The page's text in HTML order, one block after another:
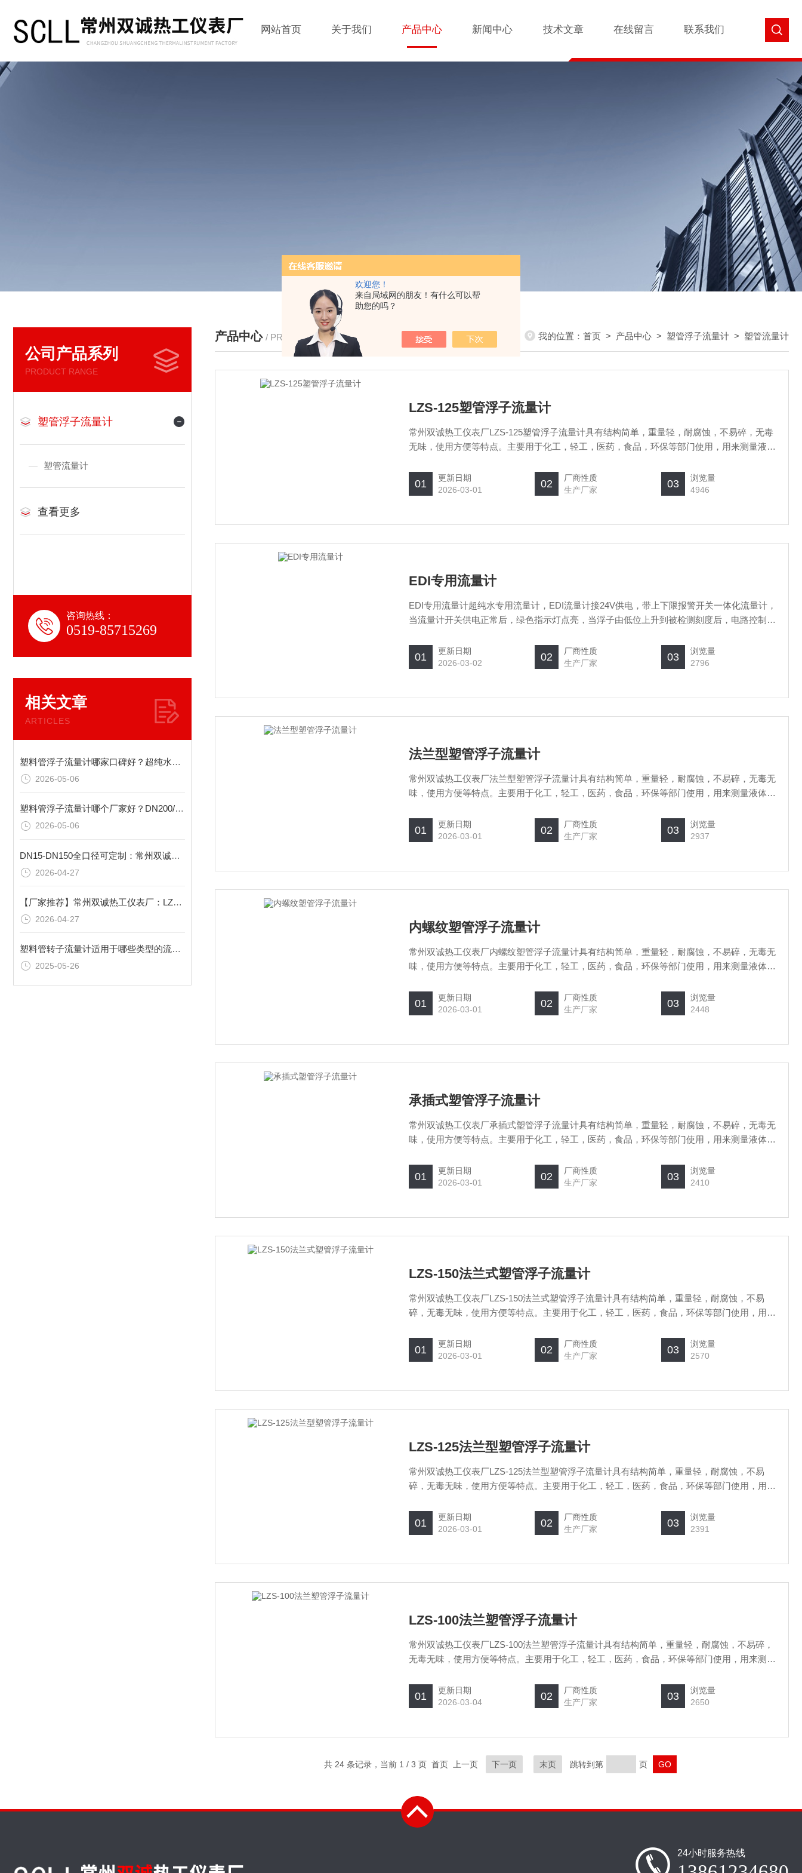
欢迎您！
来自局域网的朋友！有什么可以帮
助您的吗？
网站首页 关于我们 产品中心 新闻中心 技术文章 在线留言 联系我们
公司产品系列
PRODUCT RANGE
塑管浮子流量计
塑管流量计
查看更多
咨询热线：
0519-85715269
相关文章
ARTICLES
塑料管浮子流量计哪家口碑好？超纯水专用/水处理用塑料管转子流量计厂家推荐
2026-05-06
塑料管浮子流量计哪个厂家好？DN200/DN250/DN300口径塑料管浮子流量计厂家推荐
2026-05-06
DN15-DN150全口径可定制：常州双诚热工LZS塑料管浮子流量计厂家，按需选型
2026-04-27
【厂家推荐】常州双诚热工仪表厂：LZS系列塑料管浮子流量计生产厂家
2026-04-27
塑料管转子流量计适用于哪些类型的流体？
2025-05-26
产品中心 / PRODUCTS 我的位置： 首页 > 产品中心 > 塑管浮子流量计 > 塑管流量计
LZS-125塑管浮子流量计
常州双诚热工仪表厂LZS-125塑管浮子流量计具有结构简单，重量轻，耐腐蚀，不易碎，无毒
无味，使用方便等特点。主要用于化工，轻工，医药，食品，环保等部门使用，用来测量液体
01
更新日期
2026-03-01
02
厂商性质
生产厂家
03
浏览量
4946
EDI专用流量计
EDI专用流量计超纯水专用流量计，EDI流量计接24V供电，带上下限报警开关一体化流量计，
当流量计开关供电正常后，绿色指示灯点亮，当浮子由低位上升到被检测刻度后，电路控制盒
量计不足浮子下降回落至被检测刻度后，红色指示灯熄灭，继电器失电，近而实现低流量报警
的目的。流量计值可以根据客户要求上下滑动设定。
01
更新日期
2026-03-02
02
厂商性质
生产厂家
03
浏览量
2796
法兰型塑管浮子流量计
常州双诚热工仪表厂法兰型塑管浮子流量计具有结构简单，重量轻，耐腐蚀，不易碎，无毒无
味，使用方便等特点。主要用于化工，轻工，医药，食品，环保等部门使用，用来测量液体的
01
更新日期
2026-03-01
02
厂商性质
生产厂家
03
浏览量
2937
内螺纹塑管浮子流量计
常州双诚热工仪表厂内螺纹塑管浮子流量计具有结构简单，重量轻，耐腐蚀，不易碎，无毒无
味，使用方便等特点。主要用于化工，轻工，医药，食品，环保等部门使用，用来测量液体的
01
更新日期
2026-03-01
02
厂商性质
生产厂家
03
浏览量
2448
承插式塑管浮子流量计
常州双诚热工仪表厂承插式塑管浮子流量计具有结构简单，重量轻，耐腐蚀，不易碎，无毒无
味，使用方便等特点。主要用于化工，轻工，医药，食品，环保等部门使用，用来测量液体的
01
更新日期
2026-03-01
02
厂商性质
生产厂家
03
浏览量
2410
LZS-150法兰式塑管浮子流量计
常州双诚热工仪表厂LZS-150法兰式塑管浮子流量计具有结构简单，重量轻，耐腐蚀，不易
碎，无毒无味，使用方便等特点。主要用于化工，轻工，医药，食品，环保等部门使用，用来
01
更新日期
2026-03-01
02
厂商性质
生产厂家
03
浏览量
2570
LZS-125法兰型塑管浮子流量计
常州双诚热工仪表厂LZS-125法兰型塑管浮子流量计具有结构简单，重量轻，耐腐蚀，不易
碎，无毒无味，使用方便等特点。主要用于化工，轻工，医药，食品，环保等部门使用，用来
01
更新日期
2026-03-01
02
厂商性质
生产厂家
03
浏览量
2391
LZS-100法兰塑管浮子流量计
常州双诚热工仪表厂LZS-100法兰塑管浮子流量计具有结构简单，重量轻，耐腐蚀，不易碎，
无毒无味，使用方便等特点。主要用于化工，轻工，医药，食品，环保等部门使用，用来测量
01
更新日期
2026-03-04
02
厂商性质
生产厂家
03
浏览量
2650
共 24 条记录，当前 1 / 3 页 首页 上一页 下一页 末页 跳转到第 页
24小时服务热线